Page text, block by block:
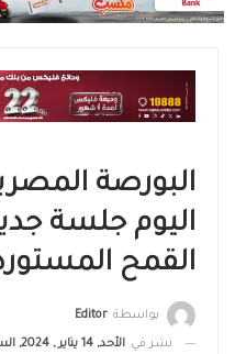
البورصة
اليوم جلسة
القمح
بواسطة Editor
نشر في الأحد, 14 يناير , 2024, الساعة 10:37 ص